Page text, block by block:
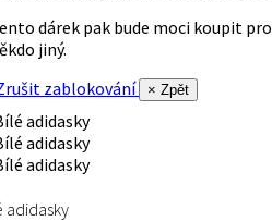
dárek pak bude moci koupit pro
jiný.
zablokování
× Zpět
adidasky